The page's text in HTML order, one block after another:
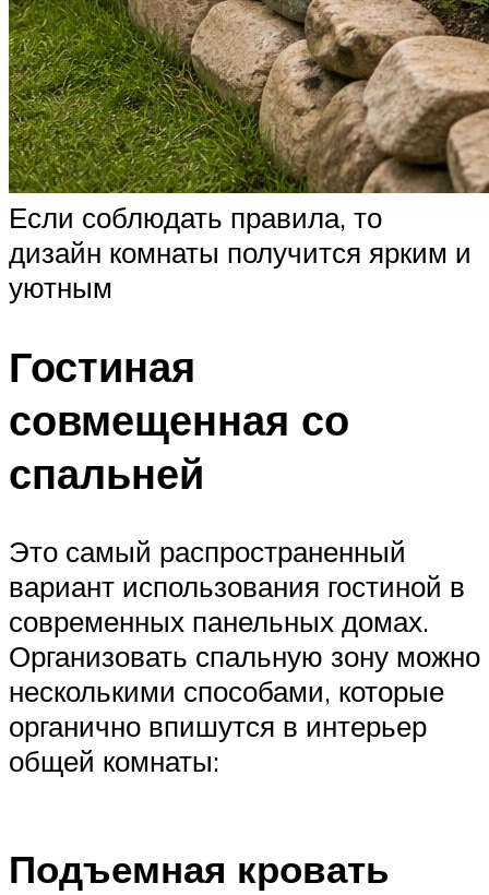
Если соблюдать правила, то
дизайн комнаты получится ярким и
уютным
Гостиная
совмещенная со
спальней
Это самый распространенный
вариант использования гостиной в
современных панельных домах.
Организовать спальную зону можно
несколькими способами, которые
органично впишутся в интерьер
общей комнаты:
Подъемная кровать